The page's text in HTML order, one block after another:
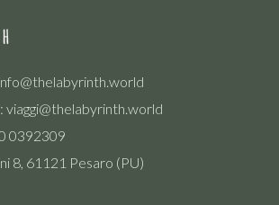
viaggi@thelabyrinth.world
0392309
8, 61121 Pesaro (PU)